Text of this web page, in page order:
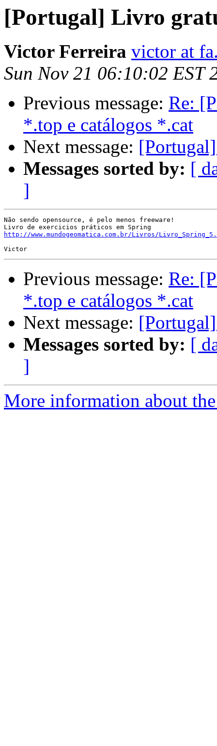
[Portugal] Livro
Victor Ferreira victor at
Sun Nov 21 06:10:02 EST
Previous message: Re:
*.top e catálogos *.cat
Next message:
Messages sorted by: [
]
Não sendo opensource, é pelo menos freeware!
http://www.mundogeomatica.com.br/Livros/
Previous message: Re:
*.top e catálogos *.cat
Next message:
Messages sorted by: [
]
More information about